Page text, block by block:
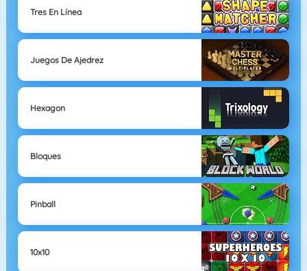
Tres En Línea
Juegos De Ajedrez
Hexagon
Bloques
Pinball
10x10